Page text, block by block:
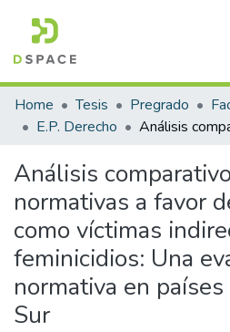
Communities & Collections
All of DSpace
Home Tesis Pregrado
E.P. Derecho
Análisis
normativas a favor
como víctimas
feminicidios: Una
normativa en
Sur